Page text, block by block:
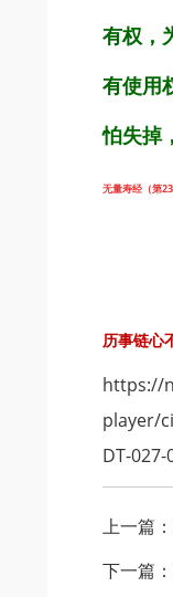
有权，
有使用
怕失掉
无量寿经（第
历事链心
https://
player/
DT-
上一篇：
下一篇：